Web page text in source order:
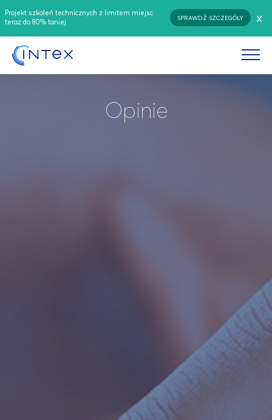
Projekt szkoleń technicznych z limitem miejsc
teraz do 80% taniej
SPRAWDŹ SZCZEGÓŁY x
Opinie